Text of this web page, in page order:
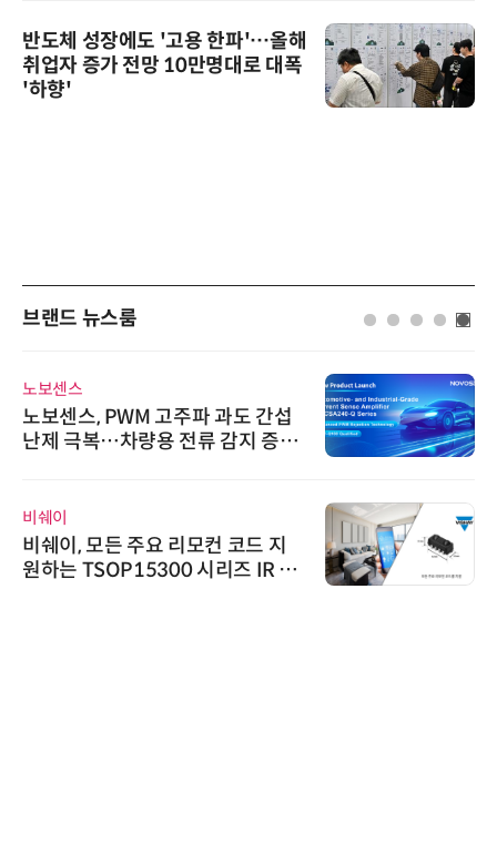
반도체 성장에도 '고용 한파'…올해
취업자 증가 전망 10만명대로 대폭
'하향'
브랜드 뉴스룸
노보센스
노보센스, PWM 고주파 과도 간섭
난제 극복…차량용 전류 감지 증폭
비쉐이
비쉐이, 모든 주요 리모컨 코드 지
원하는 TSOP15300 시리즈 IR 수